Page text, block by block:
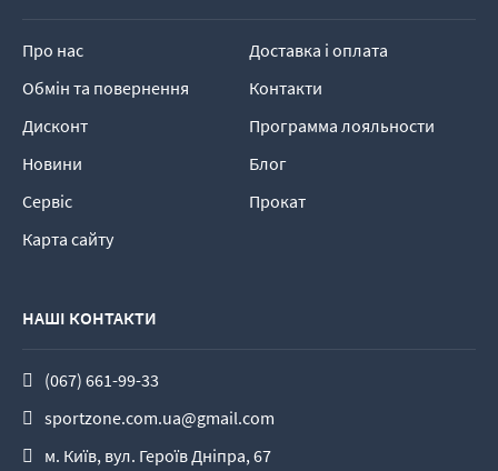
Про нас
Доставка і оплата
Обмін та повернення
Контакти
Дисконт
Программа лояльности
Новини
Блог
Сервіс
Прокат
Карта сайту
НАШІ КОНТАКТИ
(067) 661-99-33
sportzone.com.ua@gmail.com
м. Київ, вул. Героїв Дніпра, 67